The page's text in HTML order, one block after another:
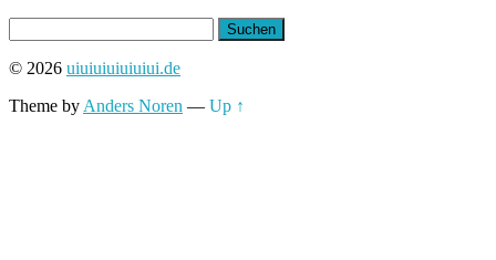
nach:
© 2026 uiuiuiuiuiuiui.de
Theme by Anders Noren — Up ↑